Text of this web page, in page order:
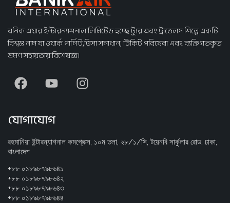
বনিক এয়ার ইন্টারন্যাশনাল লিমিটেড হচ্ছে ট্যুর এবং ট্রাভেলস শিল্পে একটি
বিশ্বস্ত নাম যা ওয়ার্ক পার্মিট,ভিসা সমাধান, টিকিট পরিষেবা এবং ব্যক্তিগতকৃত
ভ্রমণ সহায়তায় বিশেষজ্ঞ।
যোগাযোগ
রহমানিয়া ইন্টারন্যাশনাল কমপ্লেক্স, ১০ম তলা, ২৮/১/সি, টয়েনবি সার্কুলার রোড, ঢাকা,
বাংলাদেশ
+৮৮ ০১৮৯৮৭৯৮৬৪১
+৮৮ ০১৮৯৮৭৯৮৬৪২
+৮৮ ০১৮৯৮৭৯৮৬৪৩
+৮৮ ০১৮৯৮৭৯৮৬৪৪